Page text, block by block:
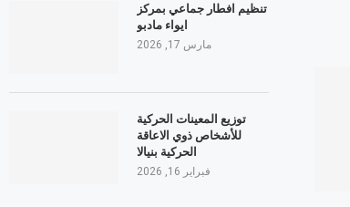
تنظيم افطار جماعي بمركز
ايواء مادبو
مارس 17, 2026
توزيع المعينات الحركية
للأشخاص ذوي الاعاقة
الحركية بنيالا
فبراير 16, 2026